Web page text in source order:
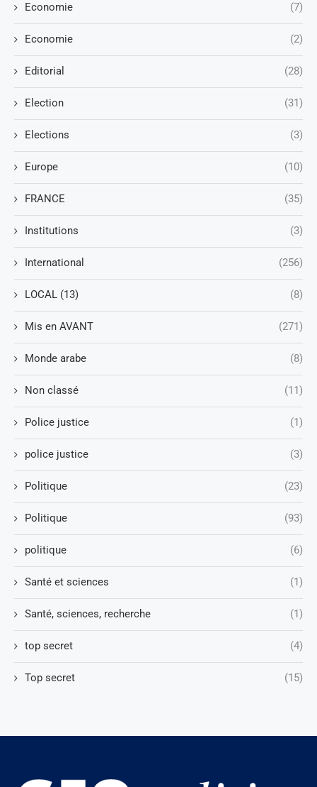
Economie (7)
Economie (2)
Editorial (28)
Election (31)
Elections (3)
Europe (10)
FRANCE (35)
Institutions (3)
International (256)
LOCAL (13) (8)
Mis en AVANT (271)
Monde arabe (8)
Non classé (11)
Police justice (1)
police justice (3)
Politique (23)
Politique (93)
politique (6)
Santé et sciences (1)
Santé, sciences, recherche (1)
top secret (4)
Top secret (15)